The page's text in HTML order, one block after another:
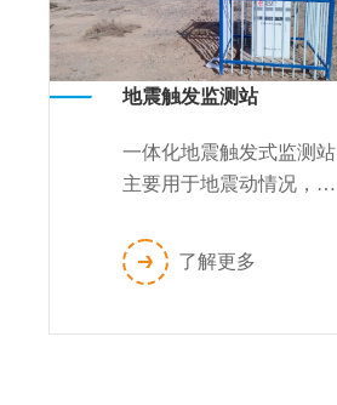
地震触发监测站
一体化地震触发式监测站
主要用于地震动情况，进
全网通/GPRS
/SMS/CDMA/北斗卫星等
了解更多